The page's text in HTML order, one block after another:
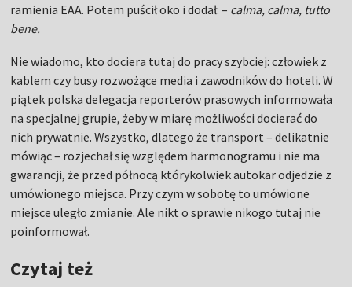
ramienia EAA. Potem puścił oko i dodał: – calma, calma, tutto
bene.
Nie wiadomo, kto dociera tutaj do pracy szybciej: człowiek z
kablem czy busy rozwożące media i zawodników do hoteli. W
piątek polska delegacja reporterów prasowych informowała
na specjalnej grupie, żeby w miarę możliwości docierać do
nich prywatnie. Wszystko, dlatego że transport – delikatnie
mówiąc – rozjechał się względem harmonogramu i nie ma
gwarancji, że przed północą którykolwiek autokar odjedzie z
umówionego miejsca. Przy czym w sobotę to umówione
miejsce uległo zmianie. Ale nikt o sprawie nikogo tutaj nie
poinformował.
Czytaj też